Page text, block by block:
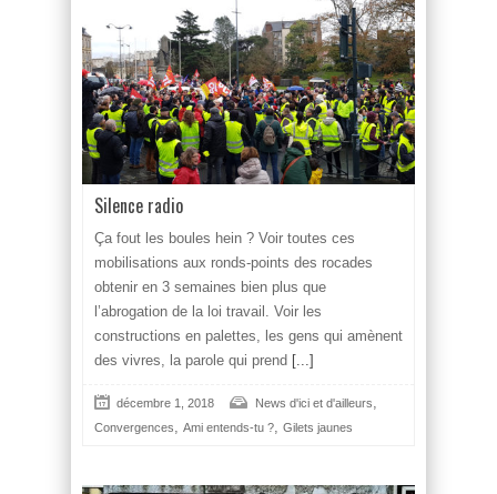
Silence radio
Ça fout les boules hein ? Voir toutes ces
mobilisations aux ronds-points des rocades
obtenir en 3 semaines bien plus que
l’abrogation de la loi travail. Voir les
constructions en palettes, les gens qui amènent
des vivres, la parole qui prend [...]
décembre 1, 2018 News d'ici et d'ailleurs,
Convergences, Ami entends-tu ?, Gilets jaunes